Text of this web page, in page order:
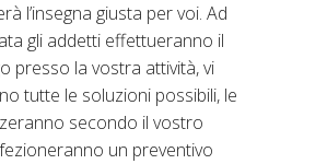
l’insegna giusta per voi. Ad
gli addetti effettueranno il
presso la vostra attività, vi
tutte le soluzioni possibili, le
secondo il vostro
un preventivo